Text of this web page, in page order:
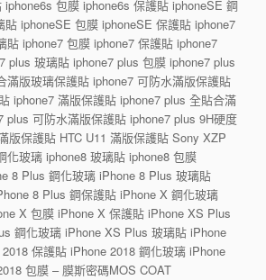
包膜 iphone6s 保護貼 iphoneSE 鋼
iphoneSE 包膜 iphoneSE 保護貼 iphone7
貼 iphone7 包膜 iphone7 保護貼 iphone7
plus 玻璃貼 iphone7 plus 包膜 iphone7 plus
滿版玻璃保護貼 iphone7 可防水滿版保護貼
iphone7 滿版保護貼 iphone7 plus 全貼合滿
plus 可防水滿版保護貼 iphone7 plus 9H硬度
版保護貼 HTC U11 滿版保護貼 Sony XZP
化玻璃 iphone8 玻璃貼 iphone8 包膜
8 Plus 鋼化玻璃 iPhone 8 Plus 玻璃貼
8 Plus 鋼保護貼 iPhone X 鋼化玻璃
X 包膜 iPhone X 保護貼 iPhone XS Plus
鋼化玻璃 iPhone XS Plus 玻璃貼 iPhone
保護貼 iPhone 2018 鋼化玻璃 iPhone
包膜 – 膜斯密碼MOS COAT